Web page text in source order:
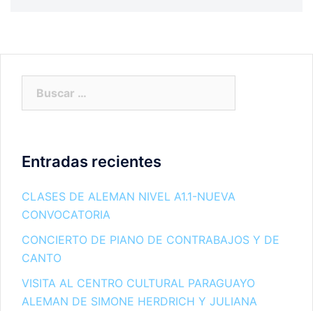
Entradas recientes
CLASES DE ALEMAN NIVEL A1.1-NUEVA
CONVOCATORIA
CONCIERTO DE PIANO DE CONTRABAJOS Y DE
CANTO
VISITA AL CENTRO CULTURAL PARAGUAYO
ALEMAN DE SIMONE HERDRICH Y JULIANA